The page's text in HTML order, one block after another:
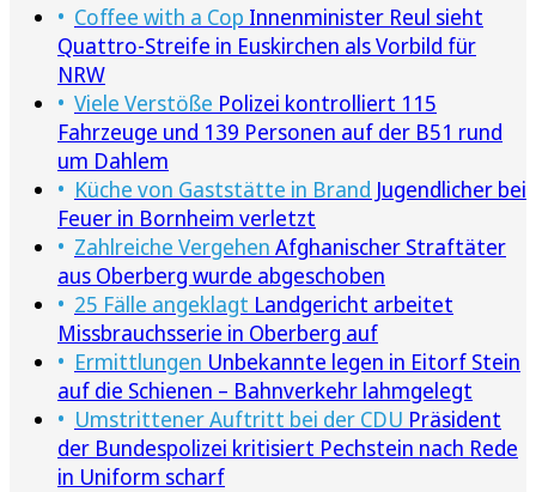
Coffee with a Cop Innenminister Reul sieht
Quattro-Streife in Euskirchen als Vorbild für
NRW
Viele Verstöße Polizei kontrolliert 115
Fahrzeuge und 139 Personen auf der B51 rund
um Dahlem
Küche von Gaststätte in Brand Jugendlicher bei
Feuer in Bornheim verletzt
Zahlreiche Vergehen Afghanischer Straftäter
aus Oberberg wurde abgeschoben
25 Fälle angeklagt Landgericht arbeitet
Missbrauchsserie in Oberberg auf
Ermittlungen Unbekannte legen in Eitorf Stein
auf die Schienen – Bahnverkehr lahmgelegt
Umstrittener Auftritt bei der CDU Präsident
der Bundespolizei kritisiert Pechstein nach Rede
in Uniform scharf